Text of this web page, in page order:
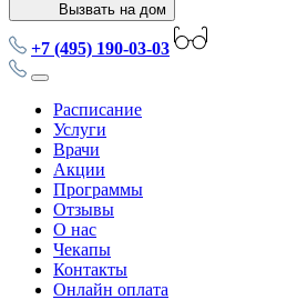
Вызвать на дом
+7 (495) 190-03-03
Расписание
Услуги
Врачи
Акции
Программы
Отзывы
О нас
Чекапы
Контакты
Онлайн оплата